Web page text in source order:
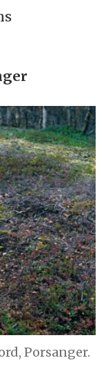
Porsanger.